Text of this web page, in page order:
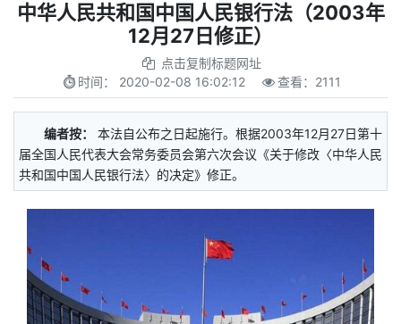
中华人民共和国中国人民银行法（2003年
12月27日修正）
点击复制标题网址
时间： 2020-02-08 16:02:12 查看： 2111
编者按：
本法自公布之日起施行。根据2003年12月27日第十
届全国人民代表大会常务委员会第六次会议《关于修改〈中华人民
共和国中国人民银行法〉的决定》修正。